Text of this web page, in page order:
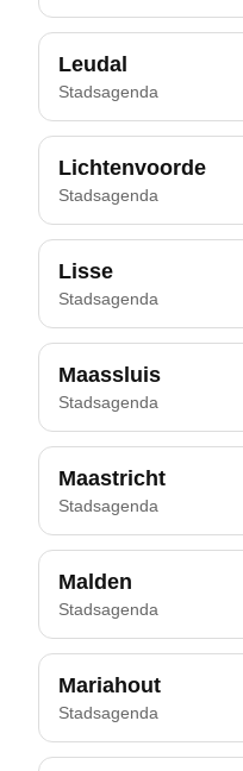
Leudal
Stadsagenda
Lichtenvoorde
Stadsagenda
Lisse
Stadsagenda
Maassluis
Stadsagenda
Maastricht
Stadsagenda
Malden
Stadsagenda
Mariahout
Stadsagenda